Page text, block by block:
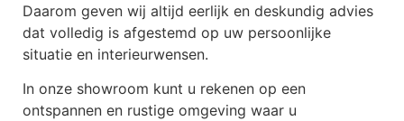
Daarom geven wij altijd eerlijk en deskundig advies
dat volledig is afgestemd op uw persoonlijke
situatie en interieurwensen.
In onze showroom kunt u rekenen op een
ontspannen en rustige omgeving waar u